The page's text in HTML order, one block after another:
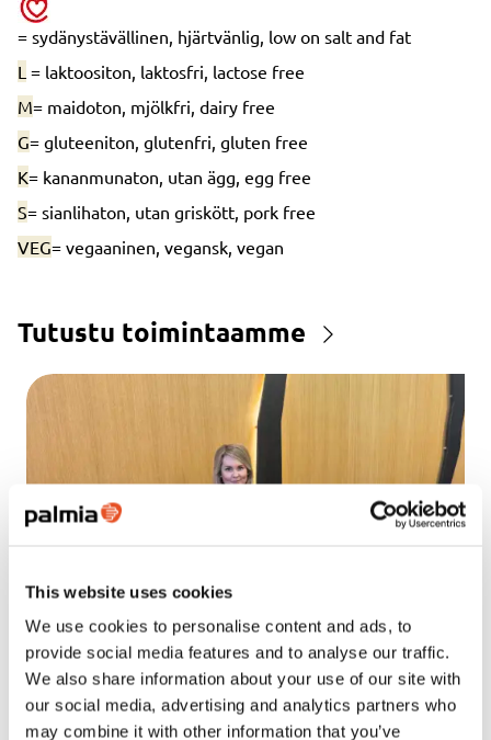
This website uses cookies
We use cookies to personalise content and ads, to
provide social media features and to analyse our traffic.
We also share information about your use of our site with
our social media, advertising and analytics partners who
may combine it with other information that you’ve
= sydänystävällinen, hjärtvänlig, low on salt and fat
L = laktoositon, laktosfri, lactose free
M= maidoton, mjölkfri, dairy free
G= gluteeniton, glutenfri, gluten free
K= kananmunaton, utan ägg, egg free
S= sianlihaton, utan griskött, pork free
VEG= vegaaninen, vegansk, vegan
Tutustu toimintaamme
Uutinen